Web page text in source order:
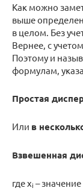
Как можно
выше
в целом. Без
Вернее, с
Поэтому и
формулам,
Простая
Или в
Взвешенная
где xi –